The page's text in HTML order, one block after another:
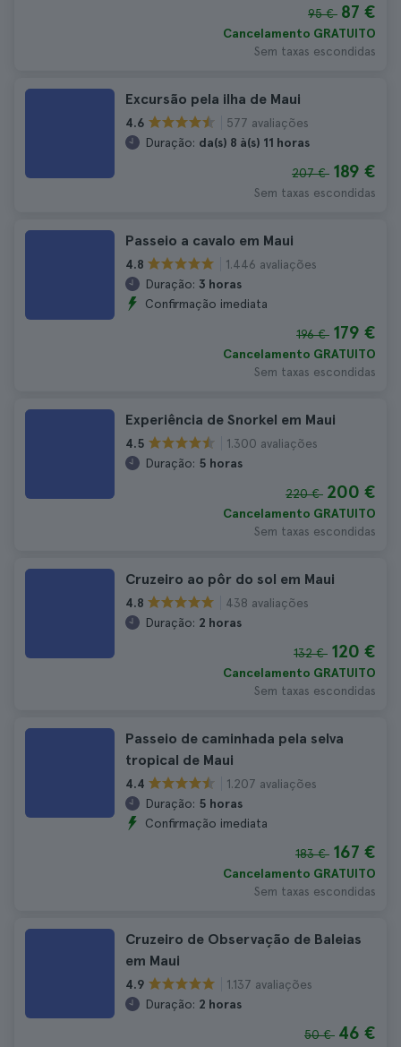
95 € 87 €
Cancelamento GRATUITO
Sem taxas escondidas
Excursão pela ilha de Maui
4.6
577 avaliações
Duração: da(s) 8 à(s) 11 horas
207 € 189 €
Sem taxas escondidas
Passeio a cavalo em Maui
4.8
1.446 avaliações
Duração: 3 horas
Confirmação imediata
196 € 179 €
Cancelamento GRATUITO
Sem taxas escondidas
Experiência de Snorkel em Maui
4.5
1.300 avaliações
Duração: 5 horas
220 € 200 €
Cancelamento GRATUITO
Sem taxas escondidas
Cruzeiro ao pôr do sol em Maui
4.8
438 avaliações
Duração: 2 horas
132 € 120 €
Cancelamento GRATUITO
Sem taxas escondidas
Passeio de caminhada pela selva
tropical de Maui
4.4
1.207 avaliações
Duração: 5 horas
Confirmação imediata
183 € 167 €
Cancelamento GRATUITO
Sem taxas escondidas
Cruzeiro de Observação de Baleias
em Maui
4.9
1.137 avaliações
Duração: 2 horas
50 € 46 €